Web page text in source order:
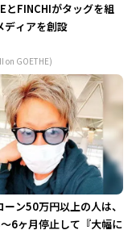
とFINCHIがタッグを組
ディアを創設
on GOETHE)
ーン50万円以上の人は、
6ヶ月停止して『大幅に